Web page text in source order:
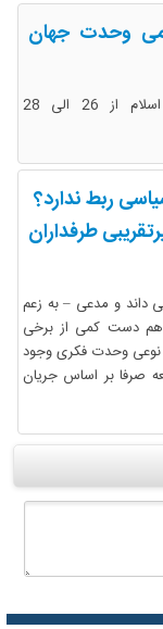
وحدت جهان
دومین هم‌اندیشی فعالان مردمی وحدت جهان اسلام از 26 الی 28
ربط ندارد؟
طرفداران
داند و مدعی – به زعم
هم دست کمی از برخی
نوعی وحدت فکری وجود
صرفا بر اساس جریان